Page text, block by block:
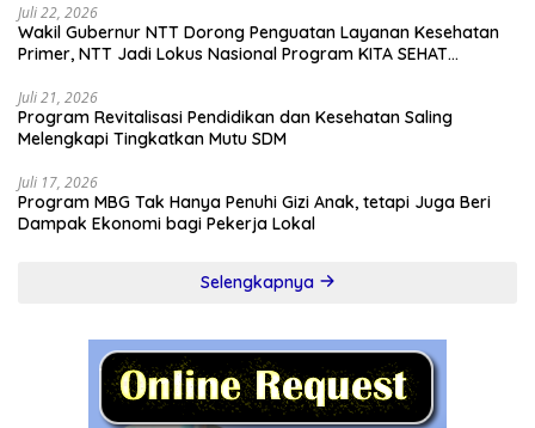
Juli 22, 2026
Wakil Gubernur NTT Dorong Penguatan Layanan Kesehatan
Primer, NTT Jadi Lokus Nasional Program KITA SEHAT
Juli 21, 2026
Program Revitalisasi Pendidikan dan Kesehatan Saling
Melengkapi Tingkatkan Mutu SDM
Juli 17, 2026
Program MBG Tak Hanya Penuhi Gizi Anak, tetapi Juga Beri
Dampak Ekonomi bagi Pekerja Lokal
Selengkapnya